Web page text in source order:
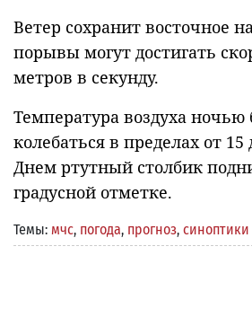
Ветер сохранит восточное
порывы могут достигать
метров в секунду.
Температура воздуха ночью
колебаться в пределах от 15
Днем ртутный столбик
градусной отметке.
Темы: мчс, погода, прогноз, синоптики